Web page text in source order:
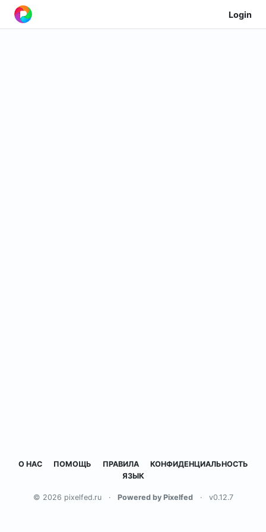
Login
О НАС ПОМОЩЬ ПРАВИЛА
КОНФИДЕНЦИАЛЬНОСТЬ
ЯЗЫК
© 2026 pixelfed.ru · Powered by Pixelfed · v0.12.7